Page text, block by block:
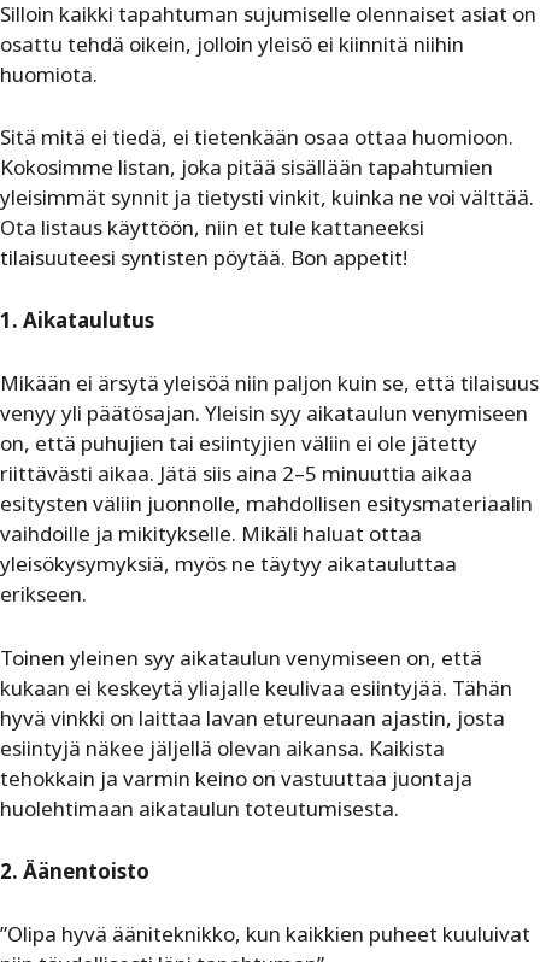
Silloin kaikki tapahtuman sujumiselle olennaiset asiat on
osattu tehdä oikein, jolloin yleisö ei kiinnitä niihin
huomiota.
Sitä mitä ei tiedä, ei tietenkään osaa ottaa huomioon.
Kokosimme listan, joka pitää sisällään tapahtumien
yleisimmät synnit ja tietysti vinkit, kuinka ne voi välttää.
Ota listaus käyttöön, niin et tule kattaneeksi
tilaisuuteesi syntisten pöytää. Bon appetit!
1. Aikataulutus
Mikään ei ärsytä yleisöä niin paljon kuin se, että tilaisuus
venyy yli päätösajan. Yleisin syy aikataulun venymiseen
on, että puhujien tai esiintyjien väliin ei ole jätetty
riittävästi aikaa. Jätä siis aina 2–5 minuuttia aikaa
esitysten väliin juonnolle, mahdollisen esitysmateriaalin
vaihdoille ja mikitykselle. Mikäli haluat ottaa
yleisökysymyksiä, myös ne täytyy aikatauluttaa
erikseen.
Toinen yleinen syy aikataulun venymiseen on, että
kukaan ei keskeytä yliajalle keulivaa esiintyjää. Tähän
hyvä vinkki on laittaa lavan etureunaan ajastin, josta
esiintyjä näkee jäljellä olevan aikansa. Kaikista
tehokkain ja varmin keino on vastuuttaa juontaja
huolehtimaan aikataulun toteutumisesta.
2. Äänentoisto
”Olipa hyvä ääniteknikko, kun kaikkien puheet kuuluivat